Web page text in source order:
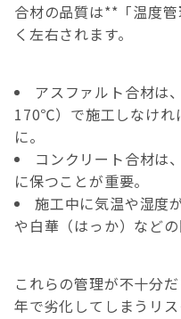
合材の品質は**「温度
く左右されます。
アスファルト合材は
170℃）で施工しなけれ
に。
コンクリート合材は
に保つことが重要。
施工中に気温や湿度
や白華（はっか）など
これらの管理が不十分
年で劣化してしまうリ